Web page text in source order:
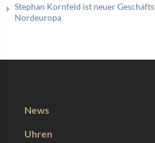
Stephan Kornfeld ist neuer
Nordeuropa
News
Uhren